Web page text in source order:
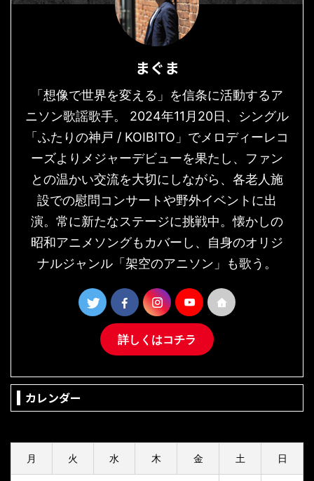
まぐま
「想像で世界を変える」を信条に活動するア
ニソン歌謡歌手。 2024年11月20日、シングル
「ふたりの神戸 / KOIBITO」でメロディーレコ
ーズよりメジャーデビューを果たし、ファン
との温かい交流を大切にしながら、各老人施
設での慰問コンサートや野外イベントに出
演。常に新たなステージに挑戦中。懐かしの
昭和アニメソングもカバーし、自身のオリジ
ナルジャンル「架空のアニソン」も歌う。
詳しくはコチラ
カレンダー
月 火 水 木 金 土 日